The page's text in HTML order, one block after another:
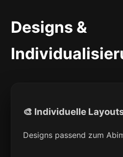
Designs &
🎨 Individuelle
Designs passend zum